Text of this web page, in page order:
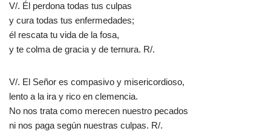
V/. Él perdona todas tus culpas
y cura todas tus enfermedades;
él rescata tu vida de la fosa,
y te colma de gracia y de ternura. R/.
V/. El Señor es compasivo y misericordioso,
lento a la ira y rico en clemencia.
No nos trata como merecen nuestro pecados
ni nos paga según nuestras culpas. R/.